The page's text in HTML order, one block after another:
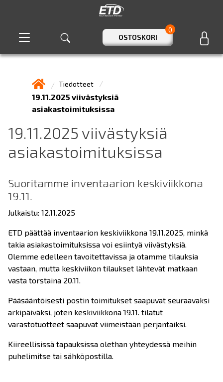
OSTOSKORI
0
Tiedotteet
19.11.2025 viivästyksiä
asiakastoimituksissa
19.11.2025 viivästyksiä
asiakastoimituksissa
Suoritamme inventaarion keskiviikkona
19.11.
Julkaistu: 12.11.2025
ETD päättää inventaarion keskiviikkona 19.11.2025, minkä
takia asiakastoimituksissa voi esiintyä viivästyksiä.
Olemme edelleen tavoitettavissa ja otamme tilauksia
vastaan, mutta keskiviikon tilaukset lähtevät matkaan
vasta torstaina 20.11.
Pääsääntöisesti postin toimitukset saapuvat seuraavaksi
arkipäiväksi, joten keskiviikkona 19.11. tilatut
varastotuotteet saapuvat viimeistään perjantaiksi.
Kiireellisissä tapauksissa olethan yhteydessä meihin
puhelimitse tai sähköpostilla.